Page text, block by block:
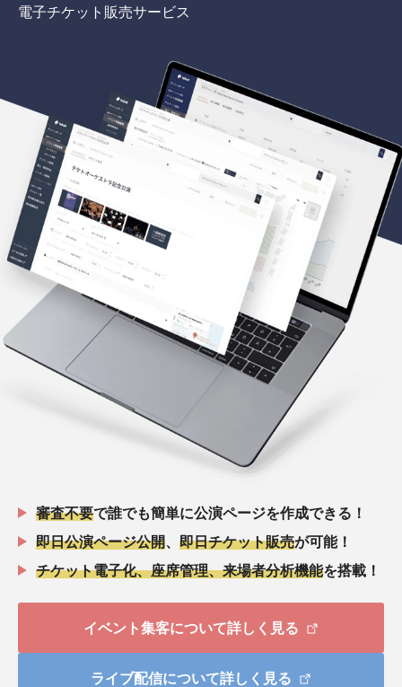
電子チケット販売サービス
審査不要で誰でも簡単に公演ページを作成できる！
即日公演ページ公開
即日チケット販売が可能！
チケット電子化、座席管理、来場者分析機能を搭載！
イベント集客について詳しく見る
ライブ配信について詳しく見る